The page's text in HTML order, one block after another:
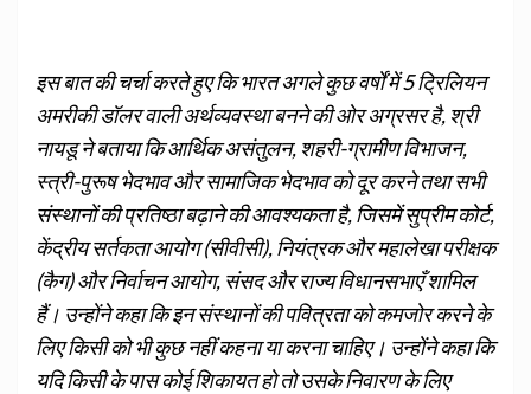
इस बात की चर्चा करते हुए कि भारत अगले कुछ वर्षों में 5 ट्रिलियन
अमरीकी डॉलर वाली अर्थव्यवस्था बनने की ओर अग्रसर है, श्री
नायडू ने बताया कि आर्थिक असंतुलन, शहरी-ग्रामीण विभाजन,
स्‍त्री-पुरूष भेदभाव और सामाजिक भेदभाव को दूर करने तथा सभी
संस्थानों की प्रतिष्ठा बढ़ाने की आवश्यकता है, जिसमें सुप्रीम कोर्ट,
केंद्रीय सर्तकता आयोग (सीवीसी), नियंत्रक‍ और महालेखा परीक्षक
(कैग) और निर्वाचन आयोग, संसद और राज्य विधानसभाएँ शामिल
हैं। उन्होंने कहा कि इन संस्थानों की पवित्रता को कमजोर करने के
लिए किसी को भी कुछ नहीं कहना या करना चाहिए। उन्होंने कहा कि
यदि किसी के पास कोई शिकायत हो तो उसके निवारण के लिए